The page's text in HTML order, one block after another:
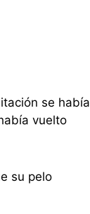
se había
vuelto
su pelo